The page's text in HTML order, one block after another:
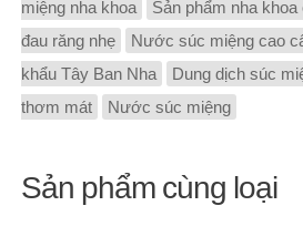
miệng nha khoa
Sản phẩm nha
đau răng nhẹ
Nước súc miệng cao
khẩu Tây Ban Nha
Dung dịch súc
thơm mát
Nước súc miệng
Sản phẩm cùng loại